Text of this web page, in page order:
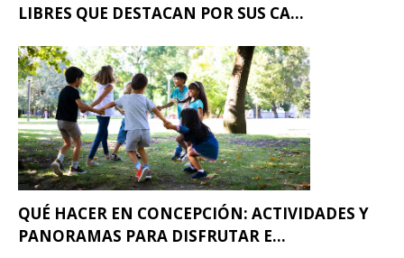
LIBRES QUE DESTACAN POR SUS CA...
QUÉ HACER EN CONCEPCIÓN: ACTIVIDADES Y
PANORAMAS PARA DISFRUTAR E...